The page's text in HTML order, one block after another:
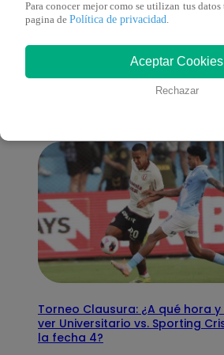
También
interesar
Torneo Clausura: ¿A qué hora
ver Universitario vs. Sporting
la fecha 4?
Para conocer mejor como se utilizan tus
pagina de Política de privacidad.
Aceptar Cookies
Rechazar